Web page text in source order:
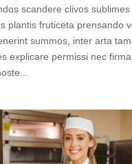
scandere clivos
plantis fruticeta prensando
summos, inter arta
explicare permissi nec